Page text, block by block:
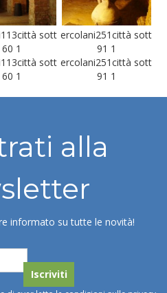
sott
60 1
sott
60 1
ercolani251città sott
91 1
ercolani251città sott
91 1
alla
informato su tutte le novità!